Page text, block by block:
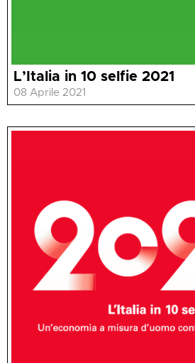
L’Italia in 10 selfie 2021
08 Aprile 2021